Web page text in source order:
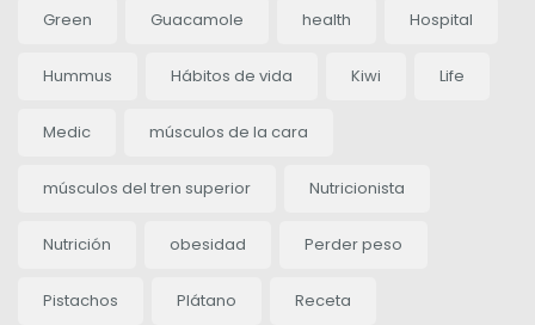
Green Guacamole health Hospital
Hummus Hábitos de vida Kiwi Life
Medic músculos de la cara
músculos del tren superior Nutricionista
Nutrición obesidad Perder peso
Pistachos Plátano Receta